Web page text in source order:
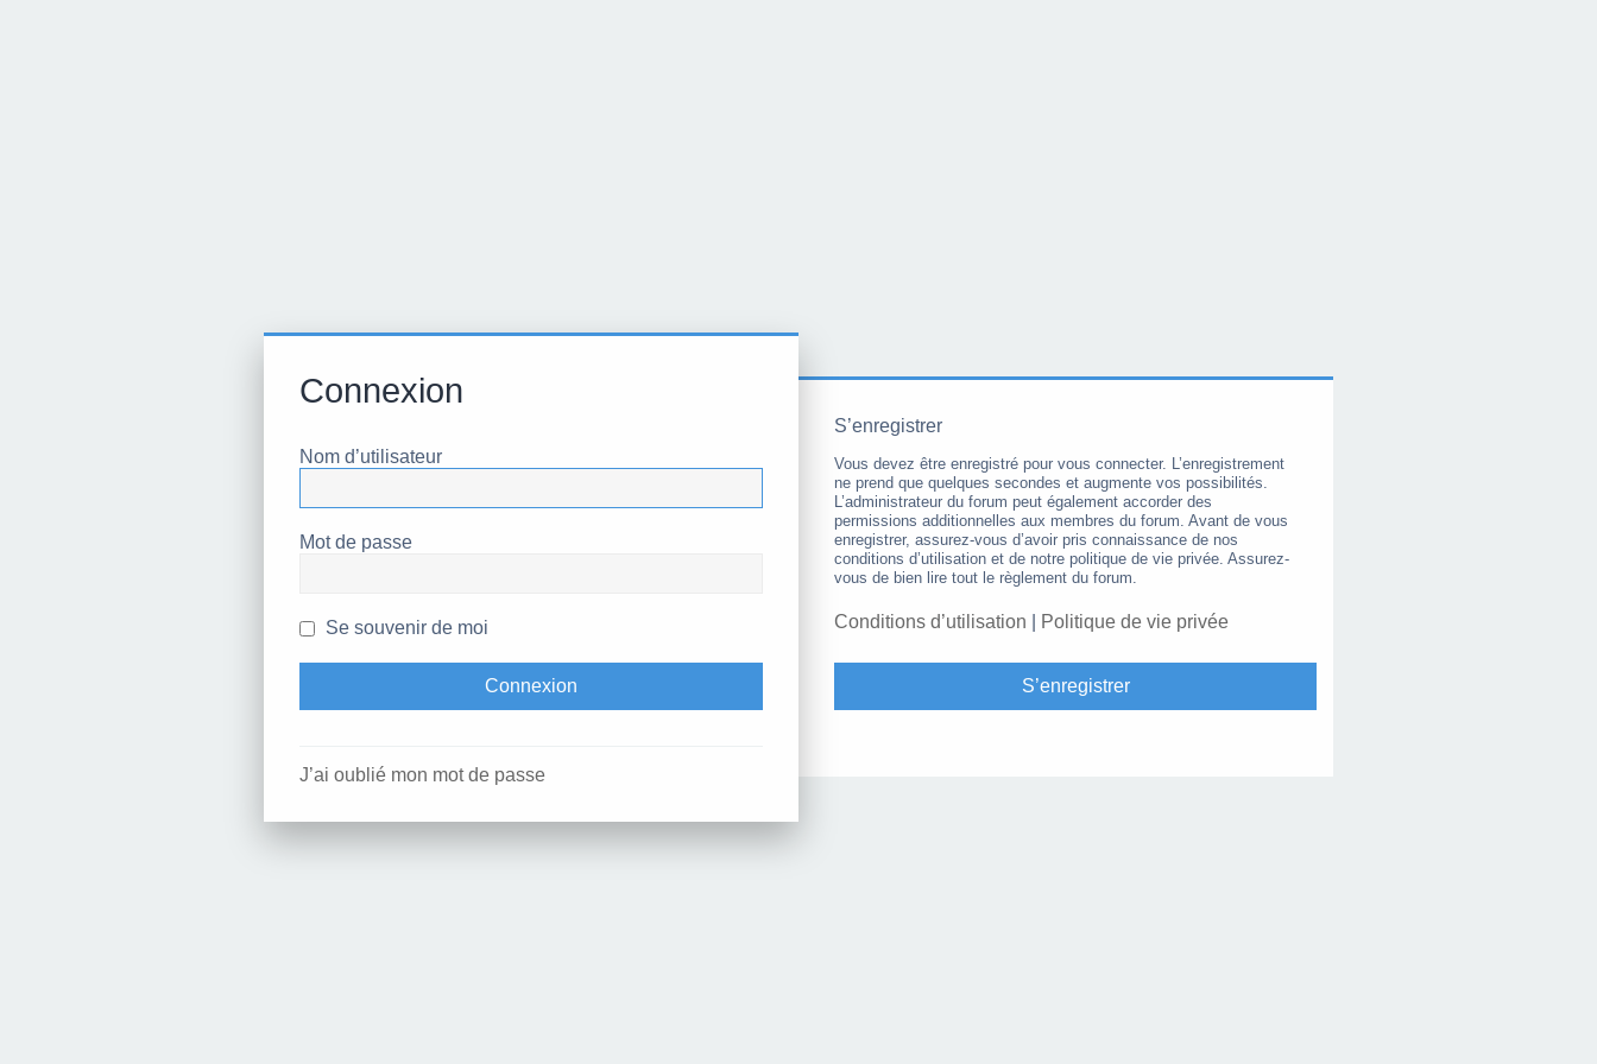
Connexion
Nom d’utilisateur
Mot de passe
Se souvenir de moi
J’ai oublié mon mot de passe
S’enregistrer
Vous devez être enregistré pour vous connecter. L’enregistrement
ne prend que quelques secondes et augmente vos possibilités.
L’administrateur du forum peut également accorder des
permissions additionnelles aux membres du forum. Avant de vous
enregistrer, assurez-vous d’avoir pris connaissance de nos
conditions d’utilisation et de notre politique de vie privée. Assurez-
vous de bien lire tout le règlement du forum.
Conditions d’utilisation Politique de vie privée
S’enregistrer